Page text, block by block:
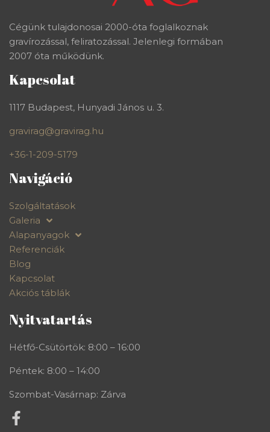
Cégünk tulajdonosai 2000-óta foglalkoznak
gravírozással, feliratozással. Jelenlegi formában
2007 óta működünk.
Kapcsolat
1117 Budapest, Hunyadi János u. 3.
gravirag@gravirag.hu
+36-1-209-5179
Navigáció
Szolgáltatások
Galeria
Alapanyagok
Referenciák
Blog
Kapcsolat
Akciós táblák
Nyitvatartás
Hétfő-Csütörtök: 8:00 – 16:00
Péntek: 8:00 – 14:00
Szombat-Vasárnap: Zárva